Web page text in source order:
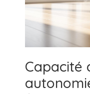
Capacité